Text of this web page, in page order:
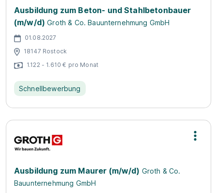
Ausbildung zum Beton- und Stahlbetonbauer
(m/w/d) Groth & Co. Bauunternehmung GmbH
01.08.2027
18147 Rostock
1.122 - 1.610 € pro Monat
Schnellbewerbung
Ausbildung zum Maurer (m/w/d) Groth & Co.
Bauunternehmung GmbH